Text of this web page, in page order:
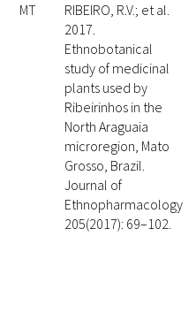
MT
RIBEIRO, R.V.; et al.
2017.
Ethnobotanical
study of medicinal
plants used by
Ribeirinhos in the
North Araguaia
microregion, Mato
Grosso, Brazil.
Journal of
Ethnopharmacology
205(2017): 69–102.